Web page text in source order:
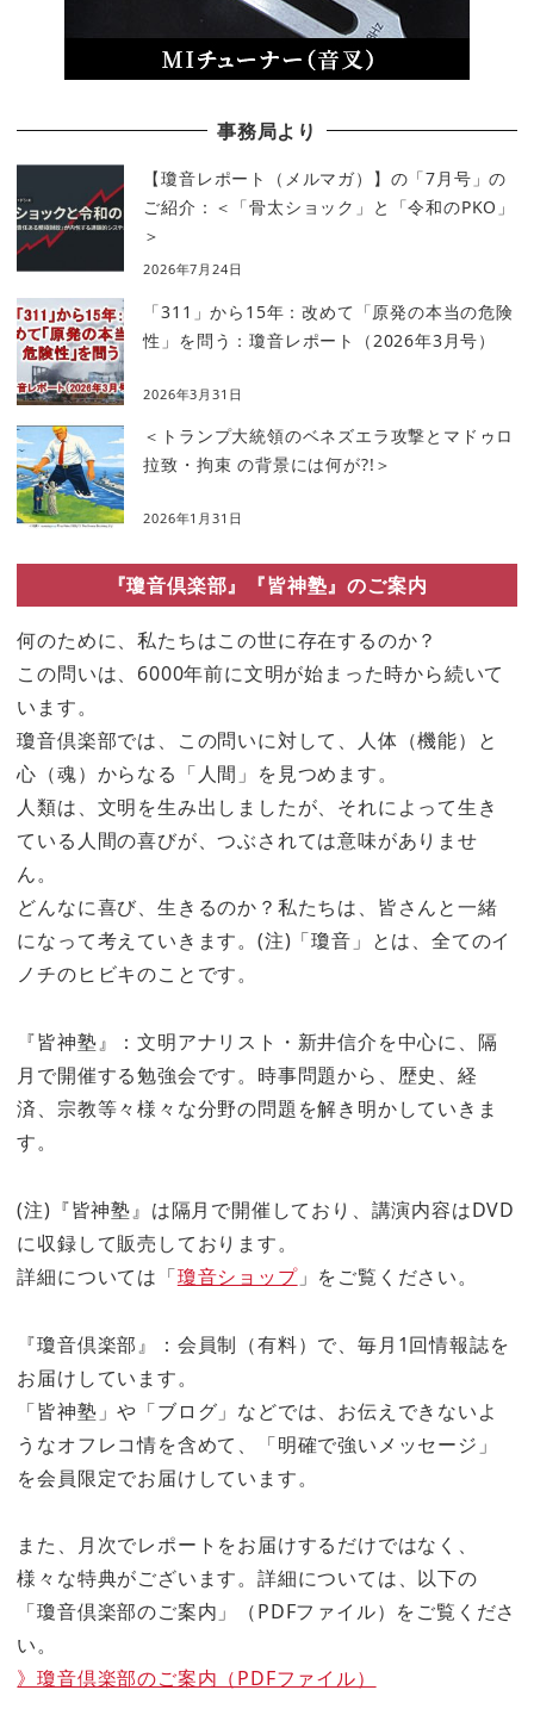
事務局より
【瓊音レポート（メルマガ）】の「7月号」の
ご紹介：＜「骨太ショック」と「令和のPKO」
＞
2026年7月24日
「311」から15年：改めて「原発の本当の危険
性」を問う：瓊音レポート（2026年3月号）
2026年3月31日
＜トランプ大統領のベネズエラ攻撃とマドゥロ
拉致・拘束 の背景には何が?!＞
2026年1月31日
『瓊音倶楽部』『皆神塾』のご案内
何のために、私たちはこの世に存在するのか？
この問いは、6000年前に文明が始まった時から続いて
います。
瓊音倶楽部では、この問いに対して、人体（機能）と
心（魂）からなる「人間」を見つめます。
人類は、文明を生み出しましたが、それによって生き
ている人間の喜びが、つぶされては意味がありませ
ん。
どんなに喜び、生きるのか？私たちは、皆さんと一緒
になって考えていきます。(注)「瓊音」とは、全てのイ
ノチのヒビキのことです。
『皆神塾』：文明アナリスト・新井信介を中心に、隔
月で開催する勉強会です。時事問題から、歴史、経
済、宗教等々様々な分野の問題を解き明かしていきま
す。
(注)『皆神塾』は隔月で開催しており、講演内容はDVD
に収録して販売しております。
詳細については「瓊音ショップ」をご覧ください。
『瓊音倶楽部』：会員制（有料）で、毎月1回情報誌を
お届けしています。
「皆神塾」や「ブログ」などでは、お伝えできないよ
うなオフレコ情を含めて、「明確で強いメッセージ」
を会員限定でお届けしています。
また、月次でレポートをお届けするだけではなく、
様々な特典がございます。詳細については、以下の
「瓊音倶楽部のご案内」（PDFファイル）をご覧くださ
い。
》瓊音倶楽部のご案内（PDFファイル）